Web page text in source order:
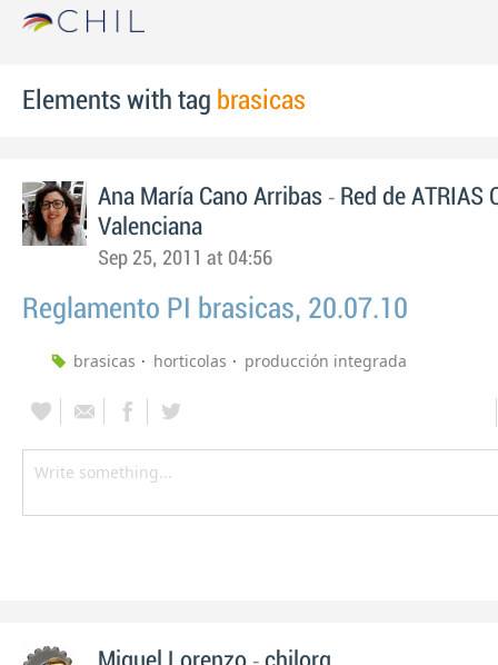
Elements with tag brasicas
Ana María Cano Arribas - Red de ATRIAS
Valenciana
Sep 25, 2011 at 04:56
Reglamento PI brasicas, 20.07.10
brasicas horticolas producción integrada